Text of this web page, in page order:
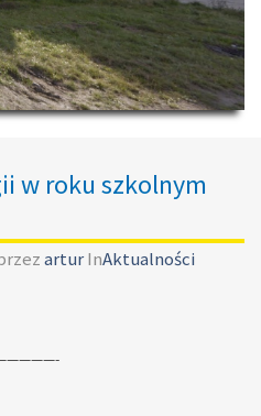
w roku szkolnym
arturInAktualności